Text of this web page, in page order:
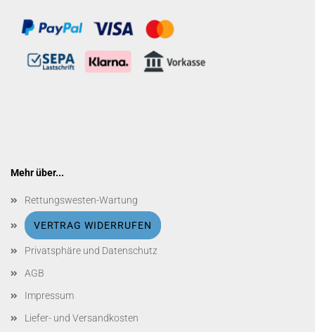
Mehr über...
Rettungswesten-Wartung
VERTRAG WIDERRUFEN
Privatsphäre und Datenschutz
AGB
Impressum
Liefer- und Versandkosten